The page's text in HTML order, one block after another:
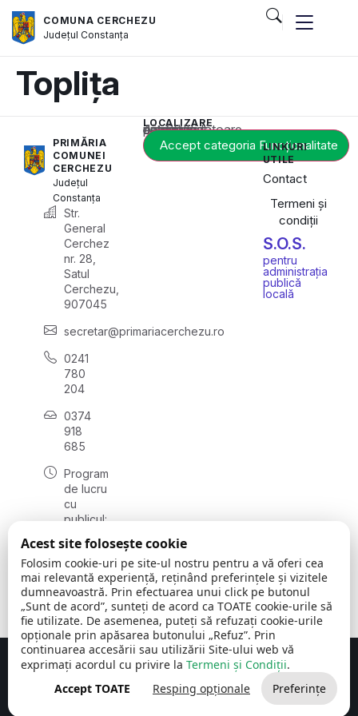
COMUNA CERCHEZU
JudețulConstanța
Toplița
PRIMĂRIA
COMUNEI
CERCHEZU
Județul
Constanța
Str.
General
Cerchez
nr. 28,
Satul
Cerchezu,
907045
secretar@primariacerchezu.ro
0241
780
204
0374
918
685
Program
de lucru
cu
publicul:
08:00 -
16:30
, vineri:
08:00 -
14:00
LOCALIZARE
Acest conținut este blocat până când acceptați categoria corespunzătoare de cookie-uri.
Accept categoria Funcționalitate
LINKURI
UTILE
Contact
Termeni și
condiții
S.O.S.
pentru
administrația
publică
locală
Comuna Cerchezu © 2026Toate drepturile rezervate
Concept realizat de Big Media Relații Publice SRL
Acest site folosește cookie
Folosim cookie-uri pe site-ul nostru pentru a vă oferi cea
mai relevantă experiență, reținând preferințele și vizitele
dumneavoastră. Prin efectuarea unui click pe butonul
„Sunt de acord”, sunteți de acord ca TOATE cookie-urile să
fie utilizate. De asemenea, puteți să refuzați cookie-urile
opționale prin apăsarea butonului „Refuz”. Prin
continuarea accesării sau utilizării Site-ului web vă
exprimați acordul cu privire la Termeni și Condiții.
Accept TOATE
Resping opționale Preferințe